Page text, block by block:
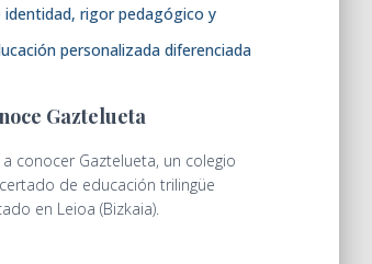
identidad, rigor pedagógico y
personalizada diferenciada
Gaztelueta
a conocer Gaztelueta, un colegio
de educación trilingüe
en Leioa (Bizkaia).